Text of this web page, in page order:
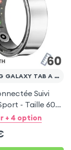
SAMSUNG GALAXY TAB A 7" (2016)
Suivi
- Taille 60
+ 4 option